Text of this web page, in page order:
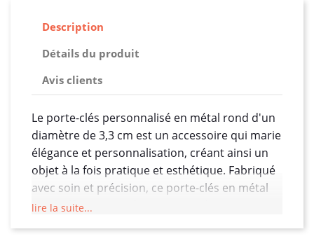
Description
Détails du produit
Avis clients
Le porte-clés personnalisé en métal rond d'un
diamètre de 3,3 cm est un accessoire qui marie
élégance et personnalisation, créant ainsi un
objet à la fois pratique et esthétique. Fabriqué
avec soin et précision, ce porte-clés en métal
rond offre une expérience quotidienne
lire la suite...